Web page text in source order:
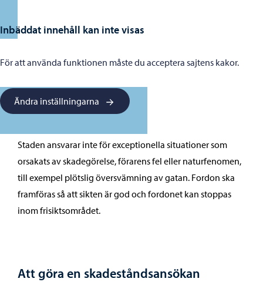
Inbäddat innehåll kan inte visas
För att använda funktionen måste du acceptera sajtens kakor.
Ändra inställningarna
Staden ansvarar inte för exceptionella situationer som
orsakats av skadegörelse, förarens fel eller naturfenomen,
till exempel plötslig översvämning av gatan. Fordon ska
framföras så att sikten är god och fordonet kan stoppas
inom frisiktsområdet.
Att göra en skadeståndsansökan